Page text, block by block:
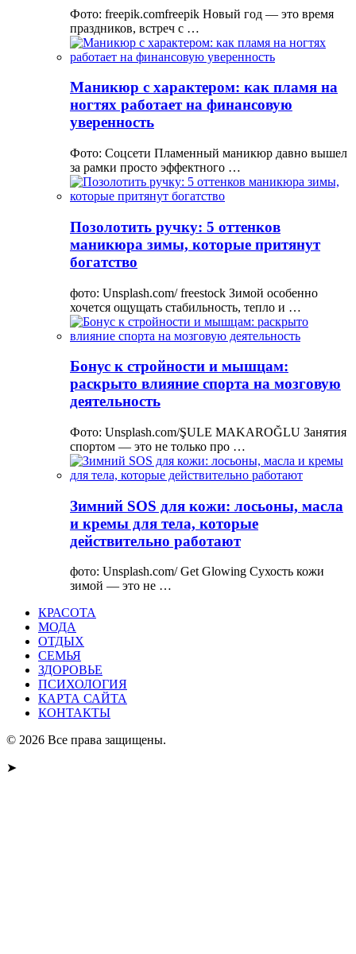
Фото: freepik.comfreepik Новый год — это время
праздников, встреч с …
Маникюр с характером: как пламя на
ногтях работает на финансовую
уверенность
Фото: Соцсети Пламенный маникюр давно вышел
за рамки просто эффектного …
Позолотить ручку: 5 оттенков
маникюра зимы, которые притянут
богатство
фото: Unsplash.com/ freestock Зимой особенно
хочется ощущать стабильность, тепло и …
Бонус к стройности и мышцам:
раскрыто влияние спорта на мозговую
деятельность
Фото: Unsplash.com/ŞULE MAKAROĞLU Занятия
спортом — это не только про …
Зимний SOS для кожи: лосьоны, масла
и кремы для тела, которые
действительно работают
фото: Unsplash.com/ Get Glowing Сухость кожи
зимой — это не …
КРАСОТА
МОДА
ОТДЫХ
СЕМЬЯ
ЗДОРОВЬЕ
ПСИХОЛОГИЯ
КАРТА САЙТА
КОНТАКТЫ
© 2026 Все права защищены.
➤